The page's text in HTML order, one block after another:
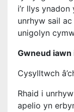
i’r llys
unrhyw sail
unigolyn
Gwneud iawn
Cysylltwch
Rhaid i
apelio yn